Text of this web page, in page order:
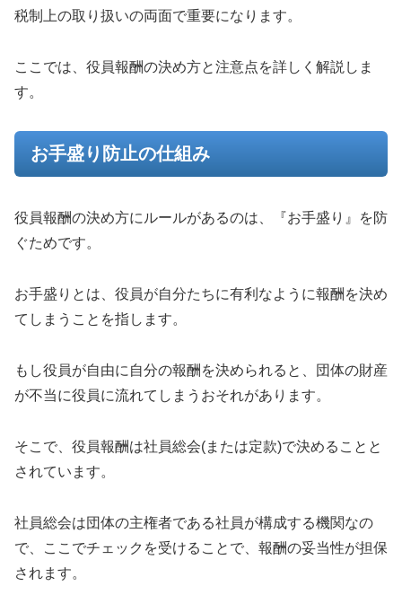
税制上の取り扱いの両面で重要になります。
ここでは、役員報酬の決め方と注意点を詳しく解説しま
す。
お手盛り防止の仕組み
役員報酬の決め方にルールがあるのは、『お手盛り』を防
ぐためです。
お手盛りとは、役員が自分たちに有利なように報酬を決め
てしまうことを指します。
もし役員が自由に自分の報酬を決められると、団体の財産
が不当に役員に流れてしまうおそれがあります。
そこで、役員報酬は社員総会(または定款)で決めることと
されています。
社員総会は団体の主権者である社員が構成する機関なの
で、ここでチェックを受けることで、報酬の妥当性が担保
されます。